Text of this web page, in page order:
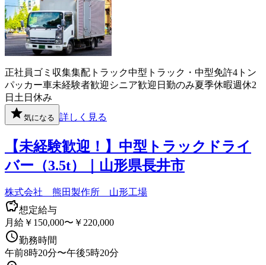
正社員 ゴミ収集集配 トラック中型トラック・中型免許4トン
パッカー車未経験者歓迎 シニア歓迎 日勤のみ夏季休暇週休2
日 土日休み
気になる 詳しく見る
【未経験歓迎！】中型トラックドライ
バー（3.5t）｜山形県長井市
株式会社 熊田製作所 山形工場
想定給与
月給￥150,000〜￥220,000
勤務時間
午前8時20分〜午後5時20分